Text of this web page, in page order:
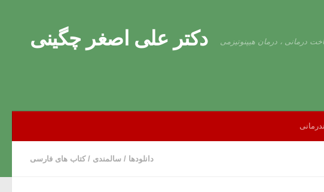
دکتر علی اصغر چگینی درمانی ، درمان هیپنوتیزمی
دانلودها / سالمندی / کتاب های فارسی